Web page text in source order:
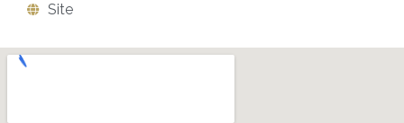
Site